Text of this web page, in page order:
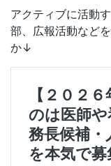
アクティブに活動
部、広報活動など
か↓